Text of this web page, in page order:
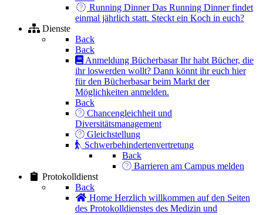
Running Dinner Das Running Dinner findet
einmal jährlich statt. Steckt ein Koch in euch?
Dienste
Back
Back
Anmeldung Bücherbasar Ihr habt Bücher, die
ihr loswerden wollt? Dann könnt ihr euch hier
für den Bücherbasar beim Markt der
Möglichkeiten anmelden.
Back
Chancengleichheit und
Diversitätsmanagement
Gleichstellung
Schwerbehindertenvertretung
Back
Barrieren am Campus melden
Protokolldienst
Back
Home Herzlich willkommen auf den Seiten
des Protokolldienstes des Medizin und